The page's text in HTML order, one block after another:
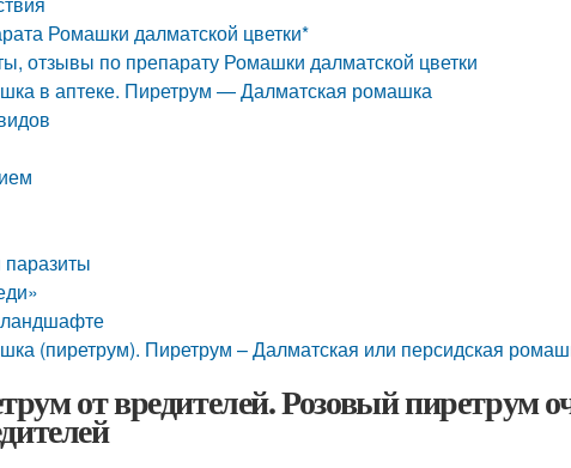
Ромашки далматской цветки*
отзывы по препарату Ромашки далматской цветки
в аптеке. Пиретрум — Далматская ромашка
(пиретрум). Пиретрум – Далматская или персидская
от вредителей. Розовый пиретрум